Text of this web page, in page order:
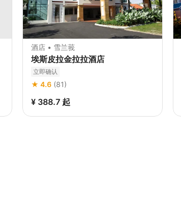
酒店 • 雪兰莪
埃斯皮拉金拉拉酒店
立即确认
★ 4.6 (81)
¥ 388.7 起